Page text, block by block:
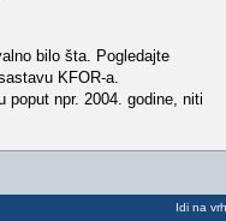
bilo šta. Pogledajte
KFOR-a.
poput npr. 2004. godine, niti
Idi na vrh